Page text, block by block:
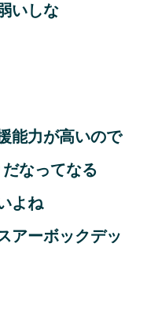
いしな
能力が高いので
なってなる
よね
アーボックデッ